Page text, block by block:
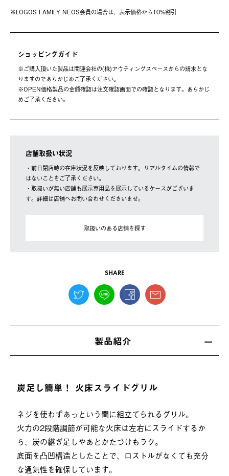
※LOGOS FAMILY NEOS会員の場合は、表⽰価格から10%割引
ショッピングガイド
※ご購⼊頂いた製品は関連会社の(株)アウティングスペースからの請求とな
りますのであらかじめご了承ください。
※OPEN価格製品の⾦額確認は注⽂確認画⾯での確認となります。あらかじ
めご了承ください。
店舗取扱い状況
・前日閉店時の在庫状況を反映しております。リアルタイムの情報で
はないことをご了承ください。
・取扱いが無い店舗も展示専用品を展示しているケースがございま
す。詳細は店舗へお問い合わせくださいませ。
取扱いのある店舗を探す
SHARE
製品紹介
炭足し簡単！ 火床スライドグリル
ネジを使わずあっという間に組立てられるグリル。
火力の2段階調節が可能な火床は左右にスライドするか
ら、炭の継ぎ足しやあとかたづけもラク。
底面を凸凹構造としたことで、ロストルがなくても充分
な通気性を確保しています。